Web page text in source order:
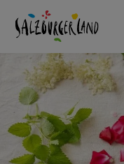
K obsahuAccesskey
[0]
K navigaciAccesskey
[1]
Na začátek stránky
K patičceAccesskey
[3]